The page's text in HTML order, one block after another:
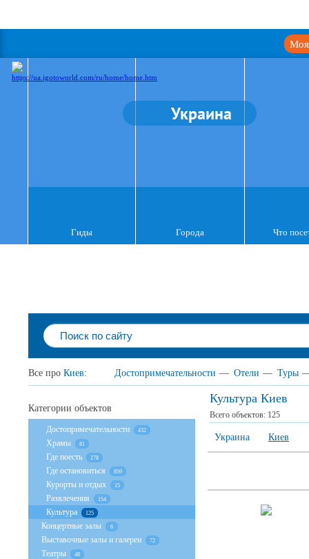
Моя
Украина
Гиды Города Что
Все про Киев: Достопримечательности — Отели — Туры
Культура Киев
Всего объектов: 125
Украина Киев
Категории объектов
Достопримечательности 432
Храмы 81
Где поесть 278
Где остановиться 859
Курорты и отдых 15
Развлечения 154
Культура 125
Концертные залы 6
Выставочные залы и галереи 72
Театры 48